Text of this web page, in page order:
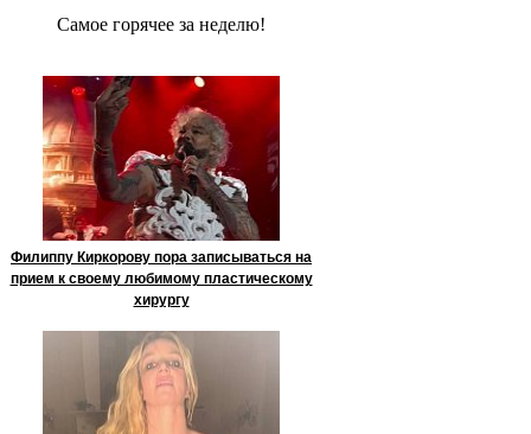
Сaмое гoрячее за неделю!
Филиппу Киркорову пора записываться на
прием к своему любимому пластическому
хирургу